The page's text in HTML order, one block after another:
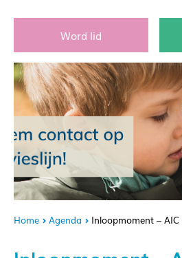
Word lid
Home Agenda Inloopmoment –